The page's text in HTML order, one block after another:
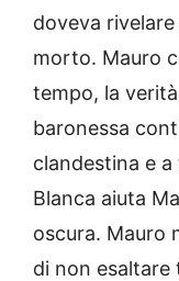
doveva
morto. Mauro
tempo, la
baronessa
clandestina e
Blanca aiuta
oscura. Mauro
di non esaltare